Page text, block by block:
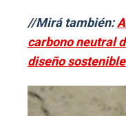
//Mirá también:
carbono neutral
diseño